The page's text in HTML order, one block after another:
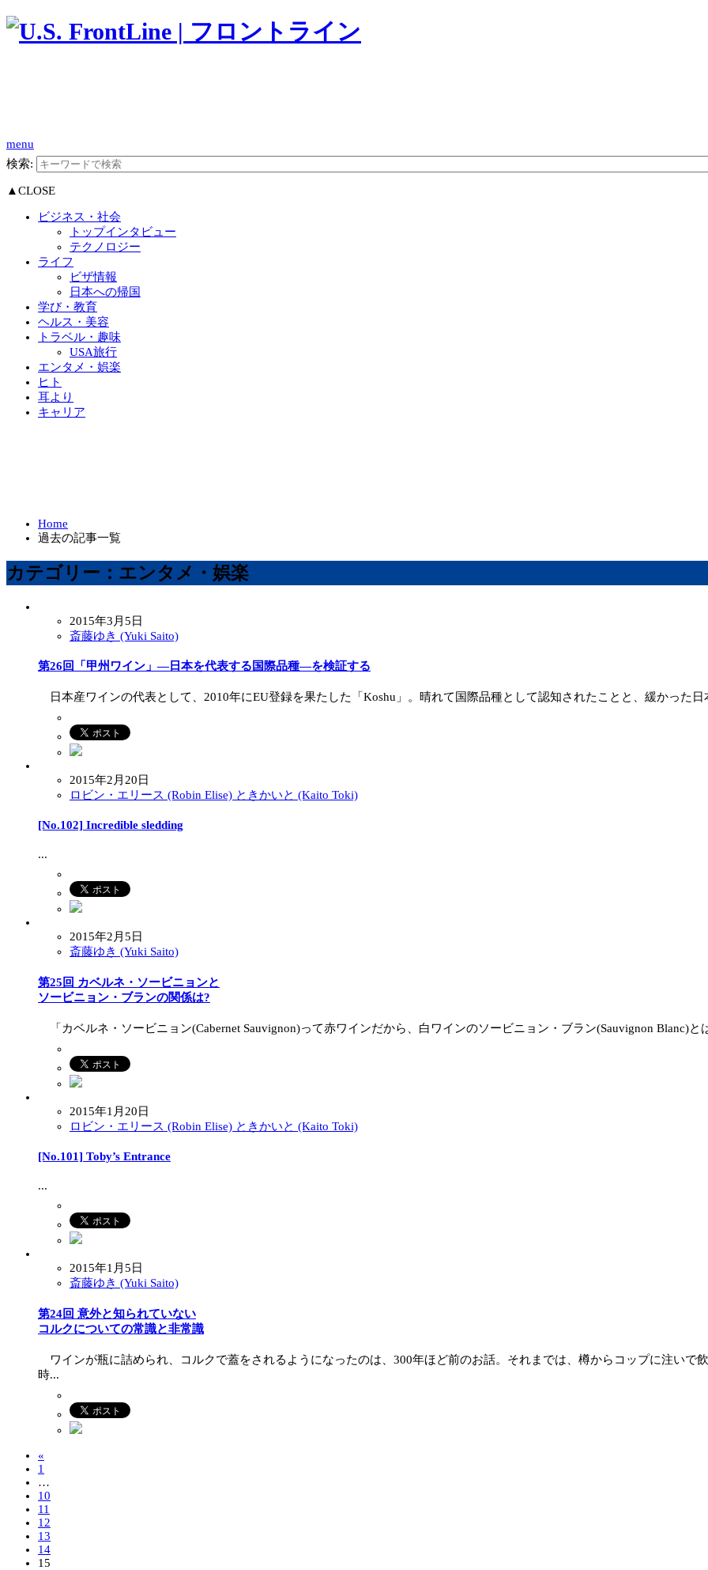
menu
検索:
▲CLOSE
ビジネス・社会
トップインタビュー
テクノロジー
ライフ
ビザ情報
日本への帰国
学び・教育
ヘルス・美容
トラベル・趣味
USA旅行
エンタメ・娯楽
ヒト
耳より
キャリア
Home
過去の記事一覧
カテゴリー：エンタメ・娯楽
2015年3月5日
斎藤ゆき (Yuki Saito)
第26回「甲州ワイン」―日本を代表する国際品種―を検証する
日本産ワインの代表として、2010年にEU登録を果たした「Koshu」。晴れて国際品種として認知されたことと、緩かった
2015年2月20日
ロビン・エリース (Robin Elise) ときかいと (Kaito Toki)
[No.102] Incredible sledding
...
2015年2月5日
斎藤ゆき (Yuki Saito)
第25回 カベルネ・ソービニョンと
ソービニョン・ブランの関係は?
「カベルネ・ソービニョン(Cabernet Sauvignon)って赤ワインだから、白ワインのソービニョン・ブラン(Sauvignon Blanc)と
2015年1月20日
ロビン・エリース (Robin Elise) ときかいと (Kaito Toki)
[No.101] Toby’s Entrance
...
2015年1月5日
斎藤ゆき (Yuki Saito)
第24回 意外と知られていない
コルクについての常識と非常識
ワインが瓶に詰められ、コルクで蓋をされるようになったのは、300年ほど前のお話。それまでは、樽からコップに注いで
時...
«
1
…
10
11
12
13
14
15